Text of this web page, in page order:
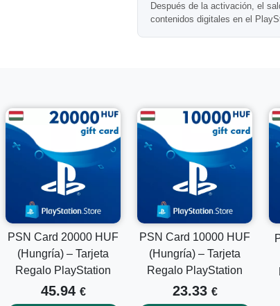
¿Se puede usar esta
Sí, este es un código digital
¿Puedo combinarlo
Sí, el monto canjeado se
Después de la activación, el
contenidos digitales en el
PSN Card 20000 HUF
(Hungría) – Tarjeta
Regalo PlayStation
45.94 €
PSN Card 10000 HUF
(Hungría) – Tarjeta
Regalo PlayStation
23.33 €